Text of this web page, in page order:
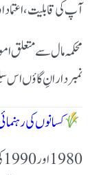
آپ کی قابلیت،
محکمہ مال سے متعلق
نمبردارانِ گاؤں اس
کسانوں کی